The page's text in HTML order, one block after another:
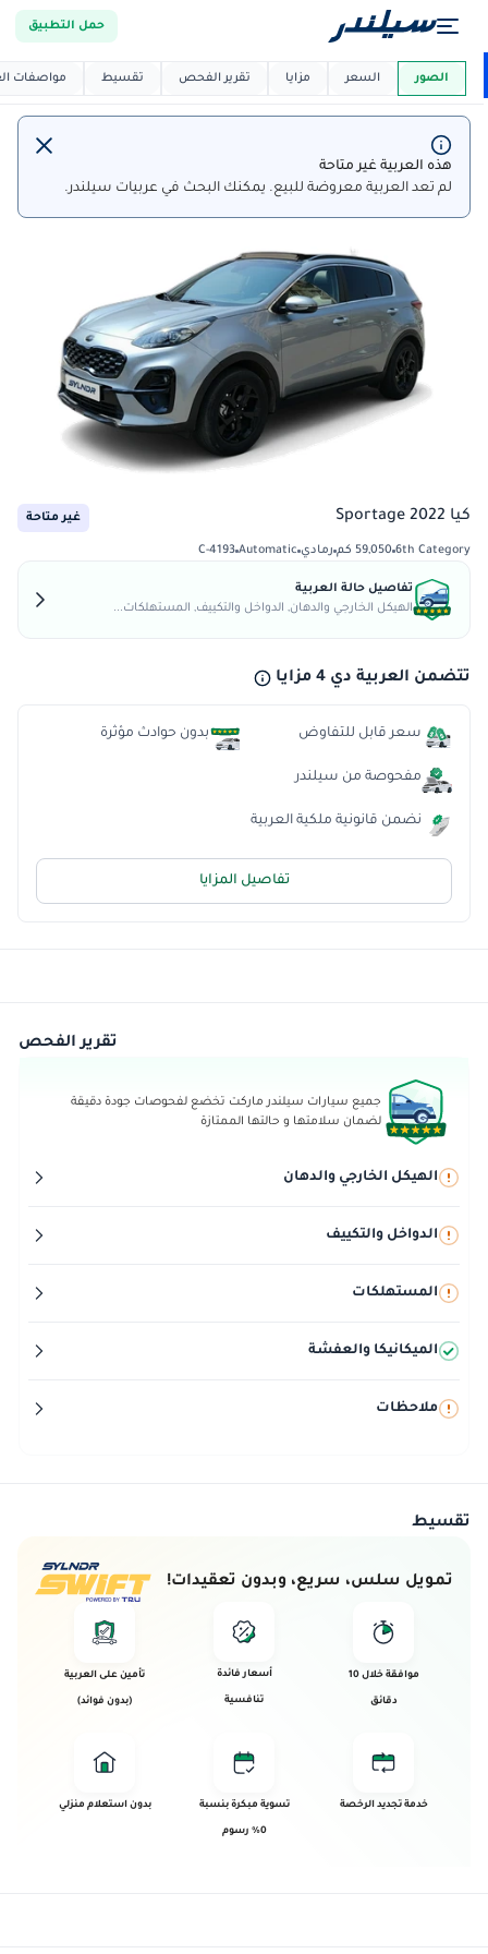
حمل التطبيق
العربية دي ماركت
هذه العربية غير متاحة
لم تعد العربية معروضة للبيع. يمكنك البحث في عربيات سيلندر.
كيا Sportage 2022 غير متاحة
6th Category 59,050 كم رمادي Automatic
C-4193
تفاصيل حالة العربية
الهيكل الخارجي والدهان, الدواخل والتكييف, المستهلكات...
تتضمن العربية دي 4 مزايا
سعر قابل للتفاوض
مفحوصة من سيلندر
نضمن قانونية ملكية العربية
بدون حوادث مؤثرة
تفاصيل المزايا
الصور السعر مزايا تقرير الفحص تقسيط مواصفات
تقرير الفحص
جميع سيارات سيلندر ماركت تخضع لفحوصات جودة دقيقة
لضمان سلامتها و حالتها الممتازة
الهيكل الخارجي والدهان
الدواخل والتكييف
المستهلكات
الميكانيكا والعفشة
ملاحظات
تقسيط
تمويل سلس، سريع، وبدون تعقيدات!
موافقة خلال 10
دقائق
أسعار فائدة
تنافسية
تأمين على العربية
(بدون فوائد)
خدمة تجديد الرخصة تسوية مبكرة بنسبة
0% رسوم
بدون استعلام منزلي